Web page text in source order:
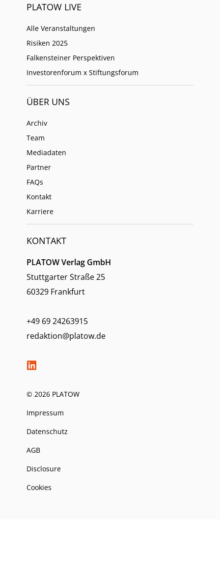
PLATOW LIVE
Alle Veranstaltungen
Risiken 2025
Falkensteiner Perspektiven
Investorenforum x Stiftungsforum
ÜBER UNS
Archiv
Team
Mediadaten
Partner
FAQs
Kontakt
Karriere
KONTAKT
PLATOW Verlag GmbH
Stuttgarter Straße 25
60329 Frankfurt
+49 69 24263915
redaktion@platow.de
© 2026 PLATOW
Impressum
Datenschutz
AGB
Disclosure
Cookies